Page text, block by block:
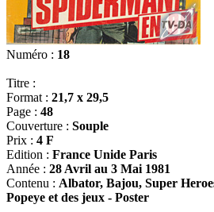
Numéro : 18
Titre :
Format : 21,7 x 29,5
Page : 48
Couverture : Souple
Prix : 4 F
Edition : France Unide Paris
Année : 28 Avril au 3 Mai 1981
Contenu : Albator, Bajou, Super
Popeye et des jeux - Poster